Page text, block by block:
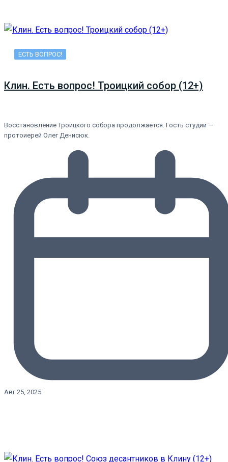
ЕСТЬ ВОПРОС!
Клин. Есть вопрос! Троицкий собор (12+)
Восстановление Троицкого собора продолжается. Гость студии —
протоиерей Олег Денисюк.
Авг 25, 2025